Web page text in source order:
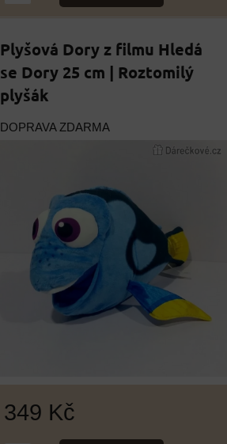
Plyšová Dory z filmu Hledá
se Dory 25 cm | Roztomilý
plyšák
DOPRAVA ZDARMA
349 Kč